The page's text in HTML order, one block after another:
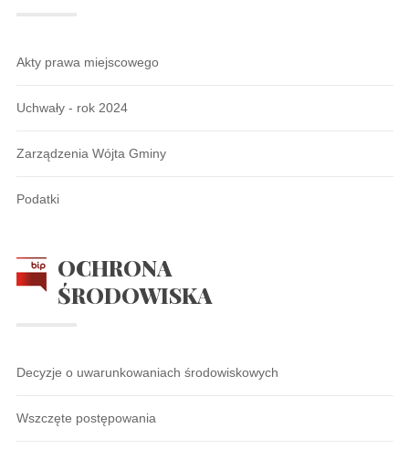
Akty prawa miejscowego
Uchwały - rok 2024
Zarządzenia Wójta Gminy
Podatki
OCHRONA
ŚRODOWISKA
Decyzje o uwarunkowaniach środowiskowych
Wszczęte postępowania